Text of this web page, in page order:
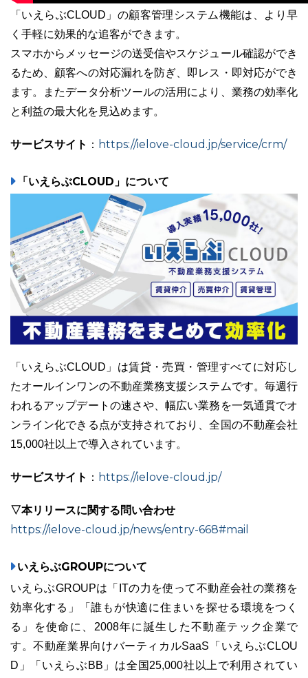
「いえらぶCLOUD」の顧客管理システム機能は、より早
く手軽に効果的な追客ができます。
スマホからメッセージの送受信やスケジュール確認ができ
るため、顧客への対応漏れを防ぎ、即レス・即対応ができ
ます。またデータ分析ツールの活用により、業務の効率化
と利益の最大化を見込めます。
サービスサイト ： https://ielove-cloud.jp/service/crm/
「いえらぶCLOUD」について
「いえらぶCLOUD」は賃貸・売買・管理すべてに対応し
たオールインワンの不動産業務支援システムです。毎週行
われるアップデートの速さや、幅広い業務を一気通貫でオ
ンライン化できる点が支持されており、全国の不動産会社
15,000社以上で導入されています。
サービスサイト ： https://ielove-cloud.jp/
▽本リリースに関する問い合わせ
https://ielove-cloud.jp/news/entry-668#mail
いえらぶGROUPについて
いえらぶGROUPは「ITの力を使って不動産会社の業務を
効率化する」「誰もが快適に住まいを探せる環境をつく
る」を使命に、2008年に誕生した不動産テック企業で
す。不動産業界向けバーティカルSaaS「いえらぶCLOU
D」「いえらぶBB」は全国25,000社以上で利用されてい